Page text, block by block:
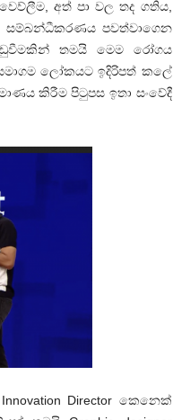
අත් පා වල තද ගතිය,
සම්බන්ධීකරණය පවත්වාගෙන
තමයි මෙම රෝගය
ලෝකයට ඉදිරිපත් කලේ
කිරීම පිටුපස ඉතා සංවේදී
Director කෙනෙක්